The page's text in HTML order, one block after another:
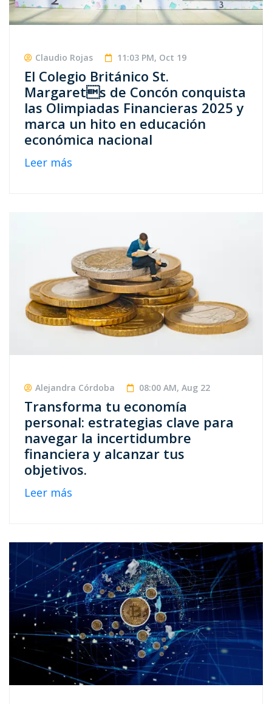
Claudio Rojas 11:03 PM, Oct 19
El Colegio Británico St.
Margarets de Concón conquista
las Olimpiadas Financieras 2025 y
marca un hito en educación
económica nacional
Leer más
Alejandra Córdoba 08:00 AM, Aug 22
Transforma tu economía
personal: estrategias clave para
navegar la incertidumbre
financiera y alcanzar tus
objetivos.
Leer más